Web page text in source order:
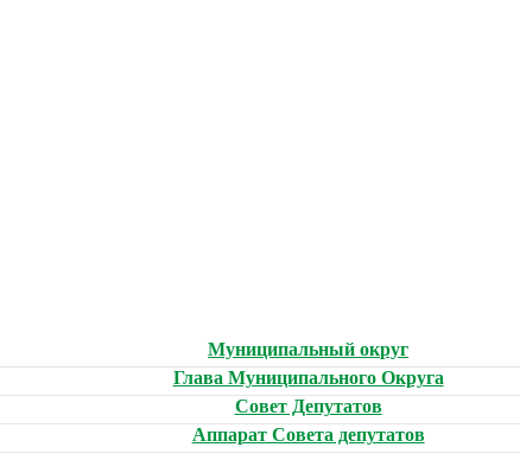
Муниципальный округ
Глава Муниципального Округа
Совет Депутатов
Аппарат Совета депутатов